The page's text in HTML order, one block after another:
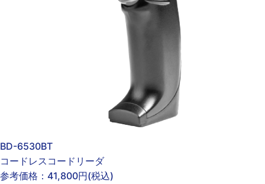
BD-6530BT
コードレスコードリーダ
参考価格： 41,800円(税込)